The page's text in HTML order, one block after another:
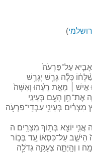
)
עַל־פַּרְעֹה֙
כָּלָ֕ה גָּרֵ֛שׁ יְגָרֵ֥שׁ
אִ֣ישׁ ׀ מֵאֵ֣ת רֵעֵ֗הוּ וְאִשָּׁה֙
אֶת־חֵ֥ן הָעָ֖ם בְּעֵינֵ֣י
בְּעֵינֵ֥י עַבְדֵֽי־פַרְעֹ֖ה
יוֹצֵ֖א בְּת֥וֹךְ מִצְרָֽיִם׃ ה
הַיֹּשֵׁ֣ב עַל־כִּסְא֔וֹ עַ֚ד בְּכ֣וֹר
ו וְהָ֥יְתָ֛ה צְעָקָ֥ה גְדֹלָ֖ה